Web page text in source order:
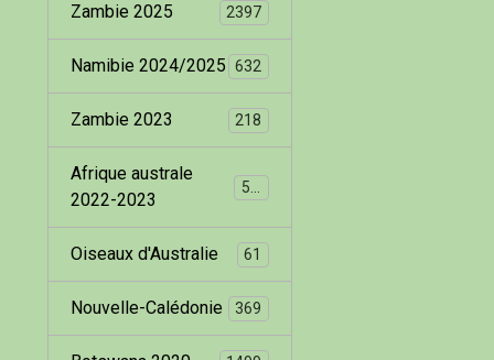
Zambie 2025 2397
Namibie 2024/2025 632
Zambie 2023 218
Afrique australe
2022-2023
Oiseaux d'Australie 61
Nouvelle-Calédonie 369